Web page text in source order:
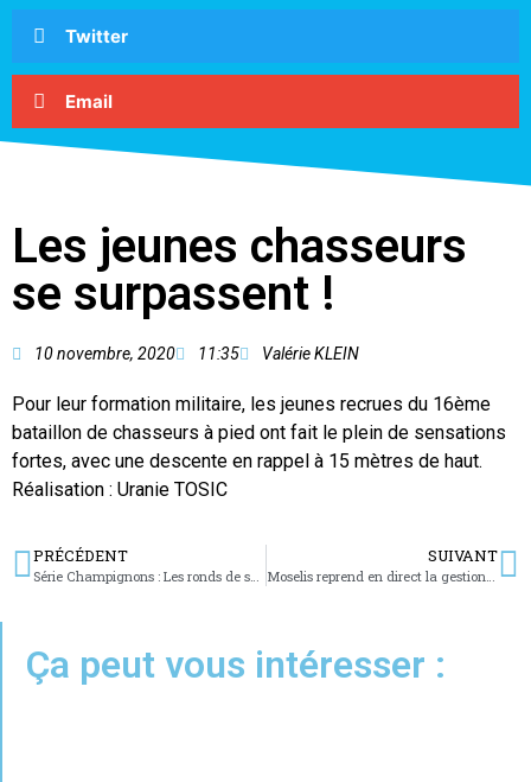
Twitter
Email
Les jeunes chasseurs
se surpassent !
10 novembre, 2020 11:35 Valérie KLEIN
Pour leur formation militaire, les jeunes recrues du 16ème
bataillon de chasseurs à pied ont fait le plein de sensations
fortes, avec une descente en rappel à 15 mètres de haut.
Réalisation : Uranie TOSIC
PRÉCÉDENT
Série Champignons : Les ronds de sorcières
SUIVANT
Moselis reprend en direct la gestion de ses 182 logements sarregueminois
Ça peut vous intéresser :